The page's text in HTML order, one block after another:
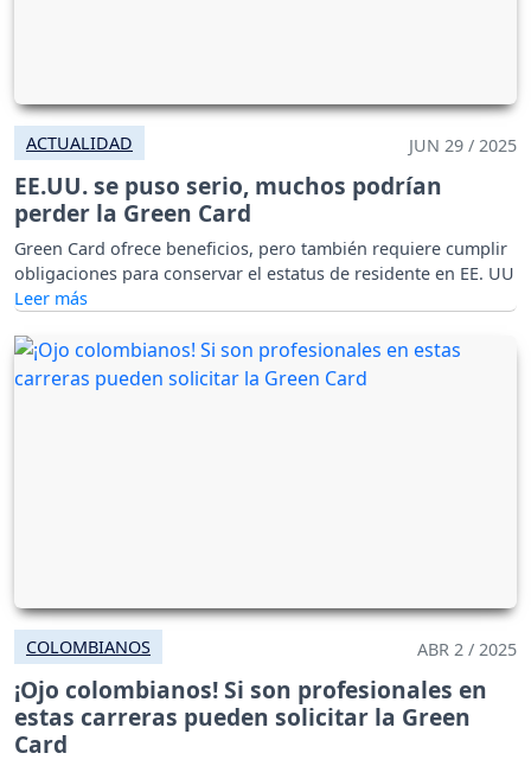
ACTUALIDAD JUN 29 / 2025
EE.UU. se puso serio, muchos podrían
perder la Green Card
Green Card ofrece beneficios, pero también requiere cumplir
obligaciones para conservar el estatus de residente en EE. UU
COLOMBIANOS ABR 2 / 2025
¡Ojo colombianos! Si son profesionales en
estas carreras pueden solicitar la Green
Card